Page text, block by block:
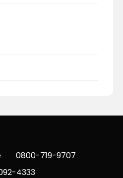
0800-719-9707
4333